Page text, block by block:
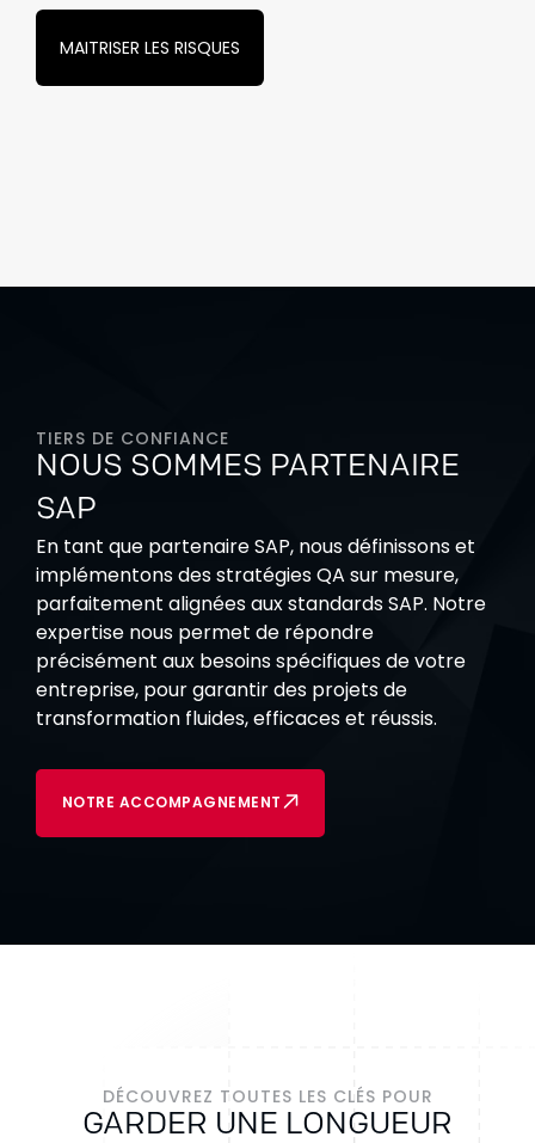
MAITRISER LES RISQUES
TIERS DE CONFIANCE
NOUS SOMMES PARTENAIRE
SAP
En tant que partenaire SAP, nous définissons et
implémentons des stratégies QA sur mesure,
parfaitement alignées aux standards SAP. Notre
expertise nous permet de répondre
précisément aux besoins spécifiques de votre
entreprise, pour garantir des projets de
transformation fluides, efficaces et réussis.
NOTRE ACCOMPAGNEMENT
DÉCOUVREZ TOUTES LES CLÉS POUR
GARDER UNE LONGUEUR